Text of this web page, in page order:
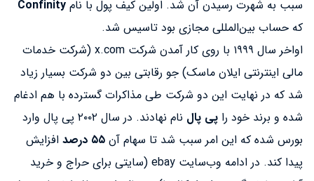
سبب به شهرت رسیدن آن شد. اولین کیف پول با نام Confinity
که حساب بین‌المللی مجازی بود تاسیس شد.
اواخر سال ۱۹۹۹ با روی کار آمدن شرکت x.com (شرکت خدمات
مالی اینترنتی ایلان ماسک) جو رقابتی بین دو شرکت بسیار زیاد
شد که در نهایت این دو شرکت طی مذاکرات گسترده با هم ادغام
شده و برند خود را پی پال
نام نهادند. در سال ۲۰۰۲ پی پال وارد
بورس شده که این امر سبب شد تا سهام آن ۵۵ درصد
افزایش
پیدا کند. در ادامه وب‌سایت ebay (سایتی برای حراج و خرید